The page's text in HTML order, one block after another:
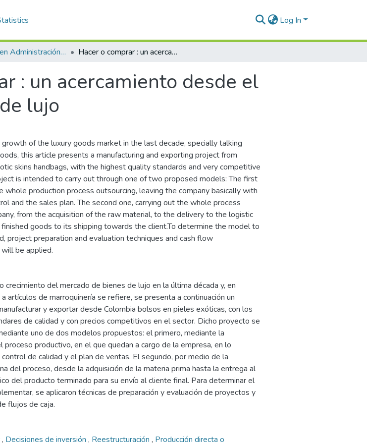
Log In
Maestría en Administración Financiera (tesis) Hacer o comprar : un acercamiento desde el mercado de marroquinería de lujo
: un acercamiento desde el
lujo
of the luxury goods market in the last decade, specially talking
this article presents a manufacturing and exporting project from
skins handbags, with the highest quality standards and very competitive
is intended to carry out through one of two proposed models: The first
whole production process outsourcing, leaving the company basically with
and the sales plan. The second one, carrying out the whole process
from the acquisition of the raw material, to the delivery to the logistic
goods to its shipping towards the client.To determine the model to
project preparation and evaluation techniques and cash flow
be applied.
crecimiento del mercado de bienes de lujo en la última década y, en
artículos de marroquinería se refiere, se presenta a continuación un
y exportar desde Colombia bolsos en pieles exóticas, con los
de calidad y con precios competitivos en el sector. Dicho proyecto se
uno de dos modelos propuestos: el primero, mediante la
proceso productivo, en el que quedan a cargo de la empresa, en lo
de calidad y el plan de ventas. El segundo, por medio de la
del proceso, desde la adquisición de la materia prima hasta la entrega al
del producto terminado para su envío al cliente final. Para determinar el
se aplicaron técnicas de preparación y evaluación de proyectos y
flujos de caja.
, Decisiones de inversión , Reestructuración , Producción directa o